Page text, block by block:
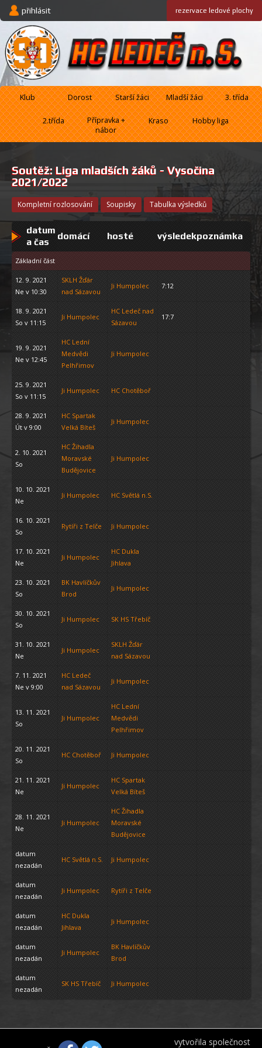
přihlásit rezervace ledové plochy
Klub Dorost Starší žáci Mladší žáci 3. třída
2.třída
Přípravka +
nábor
Kraso Hobby liga
Soutěž:Liga mladších žáků - Vysočina
2021/2022
kompletní rozlosování soupisky tabulka výsledků
datum
a čas
domácí hosté výsledekpoznámka
Základní část
12. 9. 2021
Ne v 10:30
SKLH Žďár
nad Sázavou
Ji Humpolec 7:12
18. 9. 2021
So v 11:15
Ji Humpolec
HC Ledeč nad
Sázavou
17:7
19. 9. 2021
Ne v 12:45
HC Lední
Medvědi
Pelhřimov
Ji Humpolec
25. 9. 2021
So v 11:15
Ji Humpolec HC Chotěboř
28. 9. 2021
Út v 9:00
HC Spartak
Velká Bíteš
Ji Humpolec
2. 10. 2021
So
HC Žihadla
Moravské
Budějovice
Ji Humpolec
10. 10. 2021
Ne
Ji Humpolec HC Světlá n.S.
16. 10. 2021
So
Rytíři z Telče Ji Humpolec
17. 10. 2021
Ne
Ji Humpolec
HC Dukla
Jihlava
23. 10. 2021
So
BK Havlíčkův
Brod
Ji Humpolec
30. 10. 2021
So
Ji Humpolec SK HS Třebíč
31. 10. 2021
Ne
Ji Humpolec
SKLH Žďár
nad Sázavou
7. 11. 2021
Ne v 9:00
HC Ledeč
nad Sázavou
Ji Humpolec
13. 11. 2021
So
Ji Humpolec
HC Lední
Medvědi
Pelhřimov
20. 11. 2021
So
HC Chotěboř Ji Humpolec
21. 11. 2021
Ne
Ji Humpolec
HC Spartak
Velká Bíteš
28. 11. 2021
Ne
Ji Humpolec
HC Žihadla
Moravské
Budějovice
datum
nezadán
HC Světlá n.S. Ji Humpolec
datum
nezadán
Ji Humpolec Rytíři z Telče
datum
nezadán
HC Dukla
Jihlava
Ji Humpolec
datum
nezadán
Ji Humpolec
BK Havlíčkův
Brod
datum
nezadán
SK HS Třebíč Ji Humpolec
vytvořila společnost